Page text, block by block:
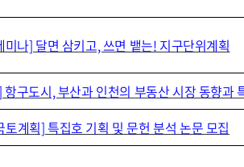
미나] 달면 삼키고, 쓰면 뱉는! 지구단위계획
항구도시, 부산과 인천의 부동산 시장 동향과
토계획] 특집호 기획 및 문헌 분석 논문 모집